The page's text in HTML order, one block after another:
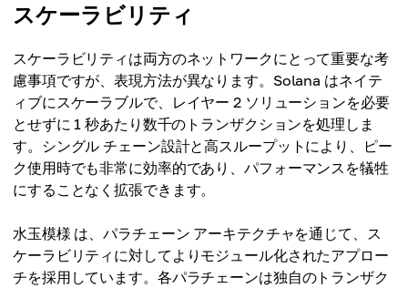
スケーラビリティ
スケーラビリティは両方のネットワークにとって重要な考
慮事項ですが、表現方法が異なります。Solana はネイテ
ィブにスケーラブルで、レイヤー 2 ソリューションを必要
とせずに 1 秒あたり数千のトランザクションを処理しま
す。シングル チェーン設計と高スループットにより、ピー
ク使用時でも非常に効率的であり、パフォーマンスを犠牲
にすることなく拡張できます。
水玉模様 は、パラチェーン アーキテクチャを通じて、ス
ケーラビリティに対してよりモジュール化されたアプロー
チを採用しています。各パラチェーンは独自のトランザク